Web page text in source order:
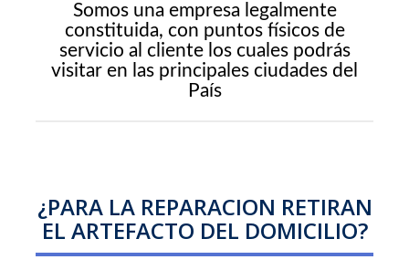
Somos una empresa legalmente
constituida, con puntos físicos de
servicio al cliente los cuales podrás
visitar en las principales ciudades del
País
¿PARA LA REPARACION RETIRAN
EL ARTEFACTO DEL DOMICILIO?